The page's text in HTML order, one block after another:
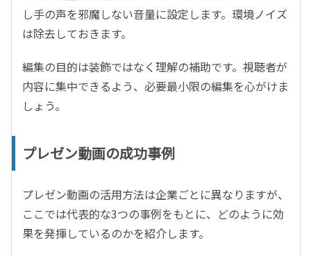
し手の声を邪魔しない音量に設定します。環境ノイズ
は除去しておきます。
編集の目的は装飾ではなく理解の補助です。視聴者が
内容に集中できるよう、必要最小限の編集を心がけま
しょう。
プレゼン動画の成功事例
プレゼン動画の活用方法は企業ごとに異なりますが、
ここでは代表的な3つの事例をもとに、どのように効
果を発揮しているのかを紹介します。